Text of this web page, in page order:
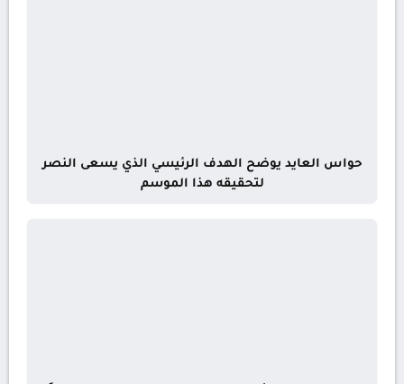
حواس العايد يوضح الهدف الرئيسي الذي يسعى النصر
لتحقيقه هذا الموسم